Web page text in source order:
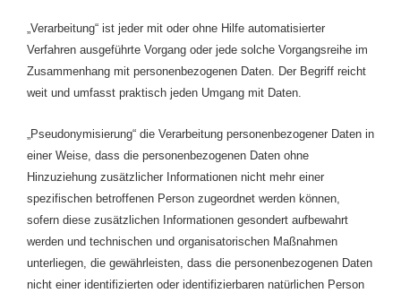
„Verarbeitung“ ist jeder mit oder ohne Hilfe automatisierter
Verfahren ausgeführte Vorgang oder jede solche Vorgangsreihe im
Zusammenhang mit personenbezogenen Daten. Der Begriff reicht
weit und umfasst praktisch jeden Umgang mit Daten.
„Pseudonymisierung“ die Verarbeitung personenbezogener Daten in
einer Weise, dass die personenbezogenen Daten ohne
Hinzuziehung zusätzlicher Informationen nicht mehr einer
spezifischen betroffenen Person zugeordnet werden können,
sofern diese zusätzlichen Informationen gesondert aufbewahrt
werden und technischen und organisatorischen Maßnahmen
unterliegen, die gewährleisten, dass die personenbezogenen Daten
nicht einer identifizierten oder identifizierbaren natürlichen Person